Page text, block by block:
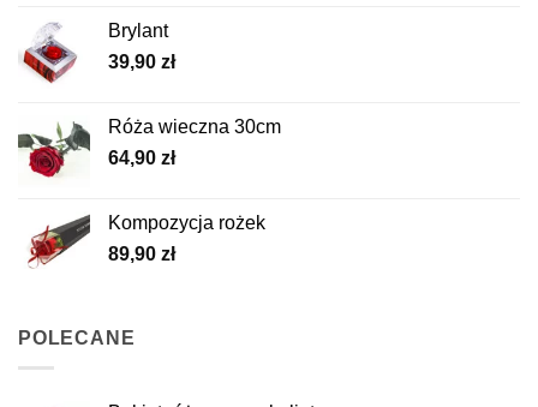
Brylant
39,90 zł
Róża wieczna 30cm
64,90 zł
Kompozycja rożek
89,90 zł
POLECANE